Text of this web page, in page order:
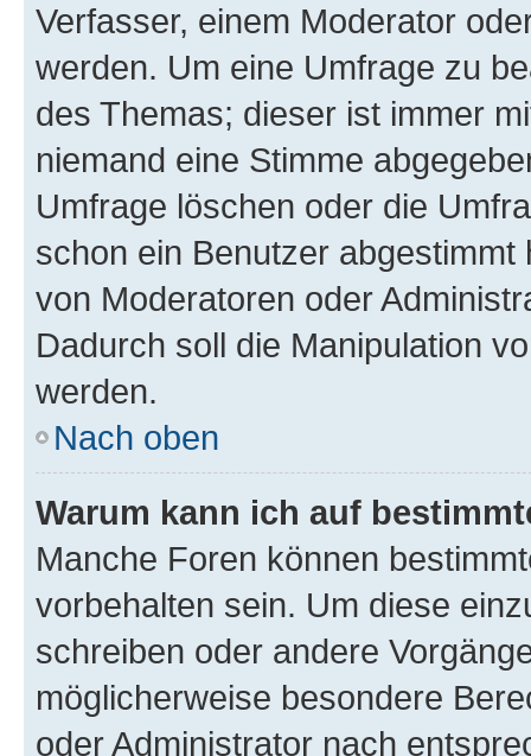
Verfasser, einem Moderator
werden. Um eine Umfrage zu
des Themas; dieser ist immer
niemand eine Stimme
Umfrage löschen oder die
schon ein Benutzer
von Moderatoren oder
Dadurch soll die Manipulation
werden.
Nach oben
Warum kann ich auf
Manche Foren können
vorbehalten sein. Um diese
schreiben oder andere
möglicherweise besondere
oder Administrator nach